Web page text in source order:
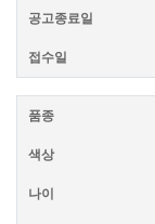
공고종료일
접수일
품종
색상
나이